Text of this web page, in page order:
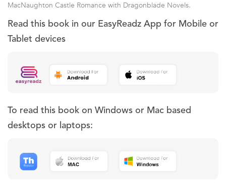
MacNaughton Castle Romance with Dragonblade Novels.
Read this book in our EasyReadz App for Mobile or
Tablet devices
To read this book on Windows or Mac based
desktops or laptops: